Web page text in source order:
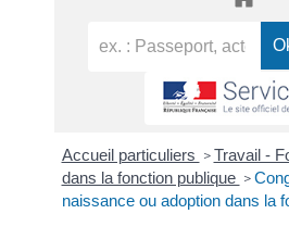
Accueil particuliers > Travail -
dans la fonction publique >
naissance ou adoption dans la